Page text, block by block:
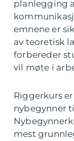
planlegging
emnene er
av teoretisk
forbereder
vil møte i
Riggerkurs
nybegynner
mest